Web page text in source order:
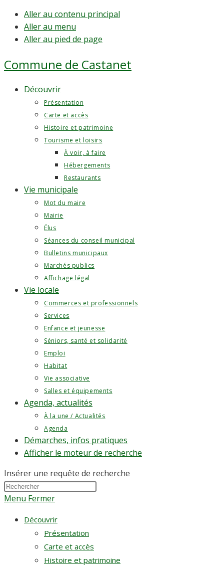
Aller au contenu principal
Aller au menu
Aller au pied de page
Commune de Castanet
Découvrir
Présentation
Carte et accès
Histoire et patrimoine
Tourisme et loisirs
À voir, à faire
Hébergements
Restaurants
Vie municipale
Mot du maire
Mairie
Élus
Séances du conseil municipal
Bulletins municipaux
Marchés publics
Affichage légal
Vie locale
Commerces et professionnels
Services
Enfance et jeunesse
Séniors, santé et solidarité
Emploi
Habitat
Vie associative
Salles et équipements
Agenda, actualités
À la une / Actualités
Agenda
Démarches, infos pratiques
Afficher le moteur de recherche
Insérer une requête de recherche
Menu Fermer
Découvrir
Présentation
Carte et accès
Histoire et patrimoine